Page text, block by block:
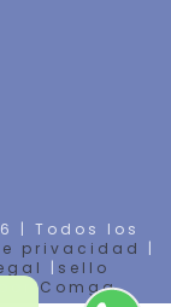
| Todos los
privacidad
|
| sello
Comga